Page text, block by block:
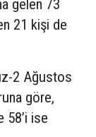
gelen 73
21 kişi de
2 Ağustos
göre,
58’i ise